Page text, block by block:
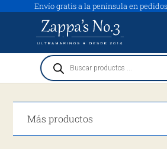
Envío gratis a la península en pedidos
Búsqueda
de
productos
Más productos